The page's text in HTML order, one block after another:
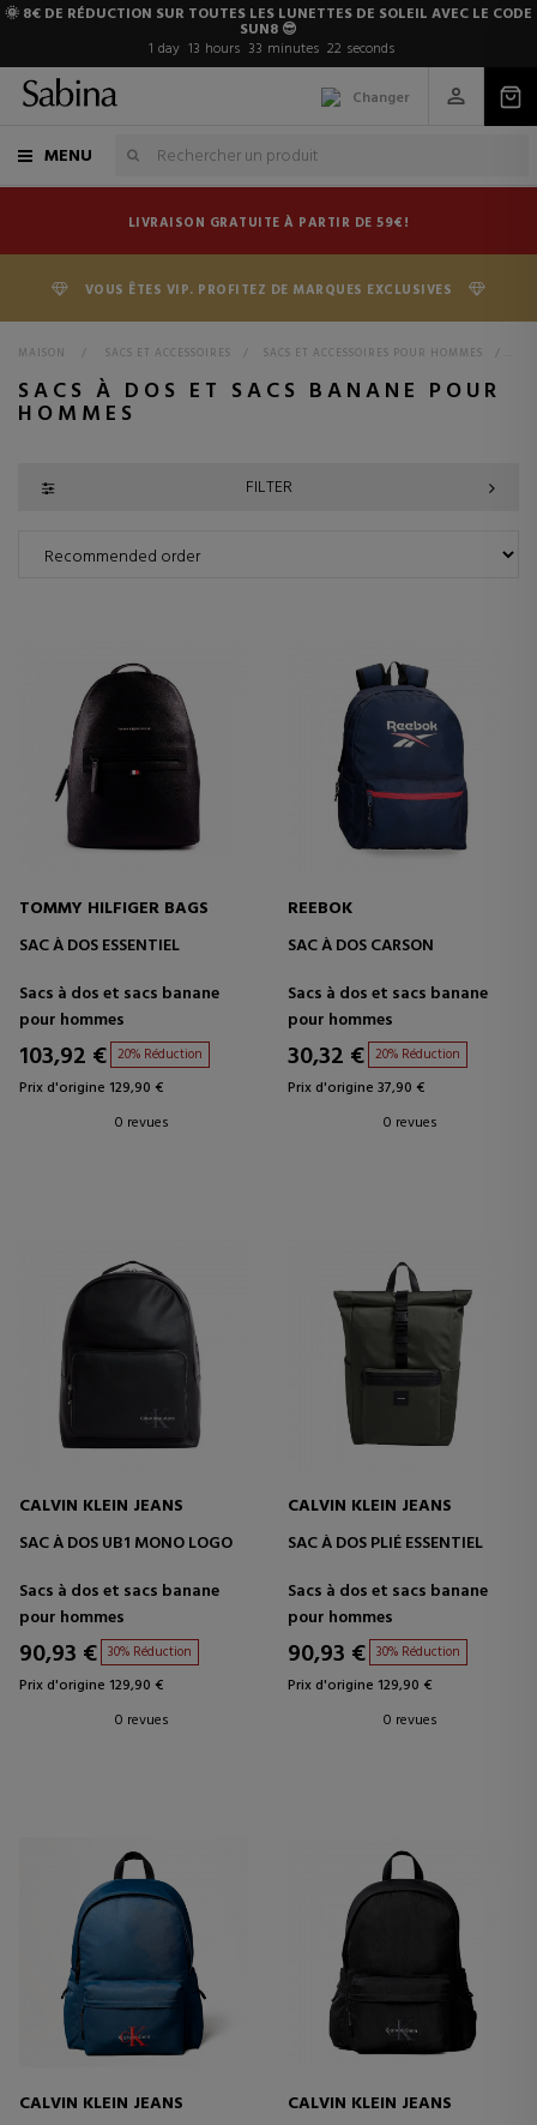
🌞 8€ DE RÉDUCTION SUR TOUTES LES LUNETTES DE SOLEIL AVEC LE CODE
SUN8 😎
1 day 13 hours 33 minutes 21 seconds
Changer
MENU
LIVRAISON GRATUITE À PARTIR DE 59€!
VOUS ÊTES VIP. PROFITEZ DE MARQUES EXCLUSIVES
MAISON > SACS ET ACCESSOIRES > SACS ET ACCESSOIRES POUR HOMMES >
SACS À DOS ET SACS BANANE POUR
HOMMES
FILTER
TOMMY HILFIGER BAGS
SAC À DOS ESSENTIEL
Sacs à dos et sacs banane
pour hommes
103,92 € 20% Réduction
Prix d'origine 129,90 €
0 revues
REEBOK
SAC À DOS CARSON
Sacs à dos et sacs banane
pour hommes
30,32 € 20% Réduction
Prix d'origine 37,90 €
0 revues
CALVIN KLEIN JEANS
SAC À DOS UB1 MONO LOGO
Sacs à dos et sacs banane
pour hommes
90,93 € 30% Réduction
Prix d'origine 129,90 €
0 revues
CALVIN KLEIN JEANS
SAC À DOS PLIÉ ESSENTIEL
Sacs à dos et sacs banane
pour hommes
90,93 € 30% Réduction
Prix d'origine 129,90 €
0 revues
CALVIN KLEIN JEANS
CALVIN KLEIN JEANS